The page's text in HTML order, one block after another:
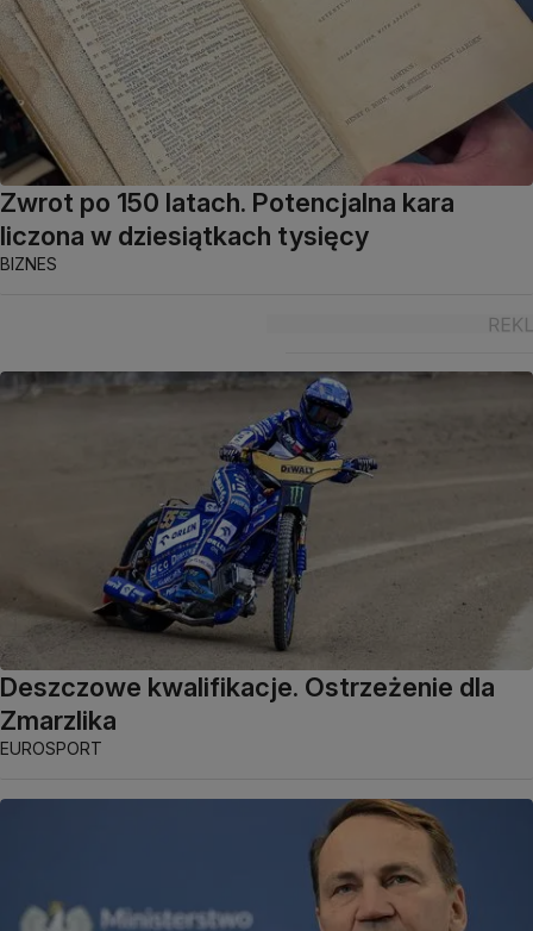
Zwrot po 150 latach. Potencjalna kara
liczona w dziesiątkach tysięcy
BIZNES
Deszczowe kwalifikacje. Ostrzeżenie dla
Zmarzlika
EUROSPORT